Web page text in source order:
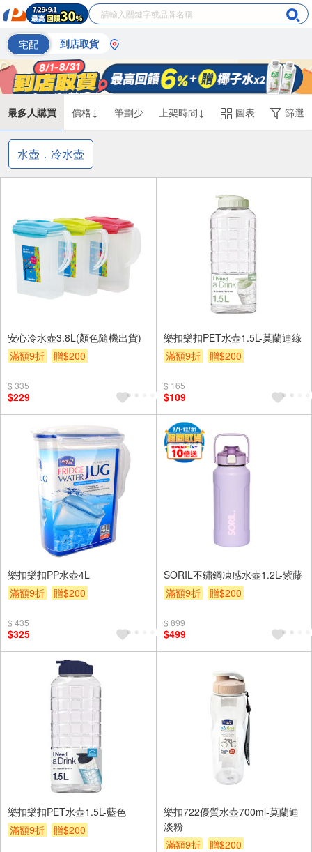
宅配 到店取貨
最多人購買 價格↓ 筆劃少 上架時間↓ 圖表 篩選
水壺．冷水壺
安心冷水壺3.8L(顏色隨機出貨)
滿額9折
贈$200
$ 335
$229
樂扣樂扣PET水壺1.5L-莫蘭迪綠
滿額9折
贈$200
$ 165
$109
樂扣樂扣PP水壺4L
滿額9折
贈$200
$ 435
$325
SORIL不鏽鋼凍感水壺1.2L-紫藤
滿額9折
贈$200
$ 899
$499
樂扣樂扣PET水壺1.5L-藍色
滿額9折
贈$200
樂扣722優質水壺700ml-莫蘭迪
淡粉
滿額9折
贈$200